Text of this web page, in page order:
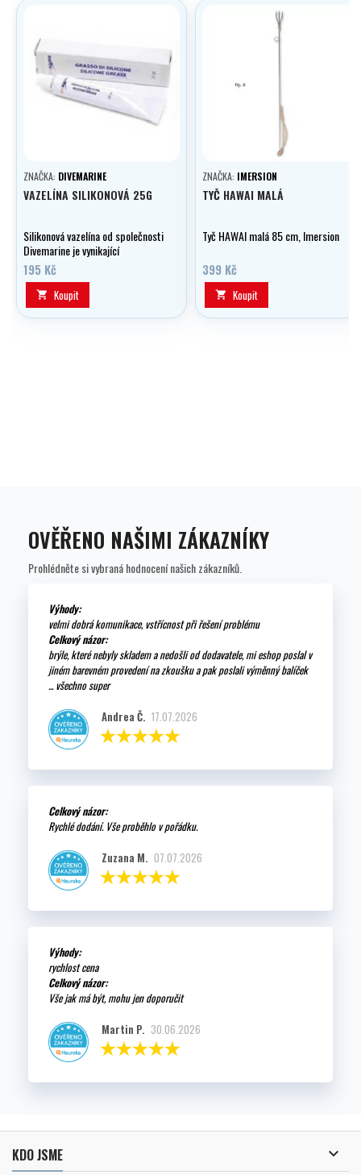
ZNAČKA: DIVEMARINE
VAZELÍNA SILIKONOVÁ 25G
Silikonová vazelína od společnosti
Divemarine je vynikající
prostředek na promazávání a
konzervaci Vaší výstroje.
195 Kč
 Koupit
ZNAČKA: IMERSION
TYČ HAWAI MALÁ
Tyč HAWAI malá 85 cm, Imersion
399 Kč
 Koupit
OVĚŘENO NAŠIMI ZÁKAZNÍKY
Prohlédněte si vybraná hodnocení našich zákazníků.
Výhody:
velmi dobrá komunikace, vstřícnost při řešení problému
Celkový názor:
brýle, které nebyly skladem a nedošli od dodavatele, mi eshop poslal v
jiném barevném provedení na zkoušku a pak poslali výměnný balíček
... všechno super
Andrea Č. 17.07.2026
Celkový názor:
Rychlé dodání. Vše proběhlo v pořádku.
Zuzana M. 07.07.2026
Výhody:
rychlost cena
Celkový názor:
Vše jak má být, mohu jen doporučit
Martin P. 30.06.2026
KDO JSME 